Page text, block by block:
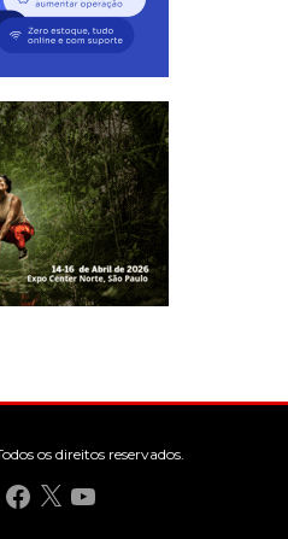
os direitos reservados.
Facebook
X YouTube